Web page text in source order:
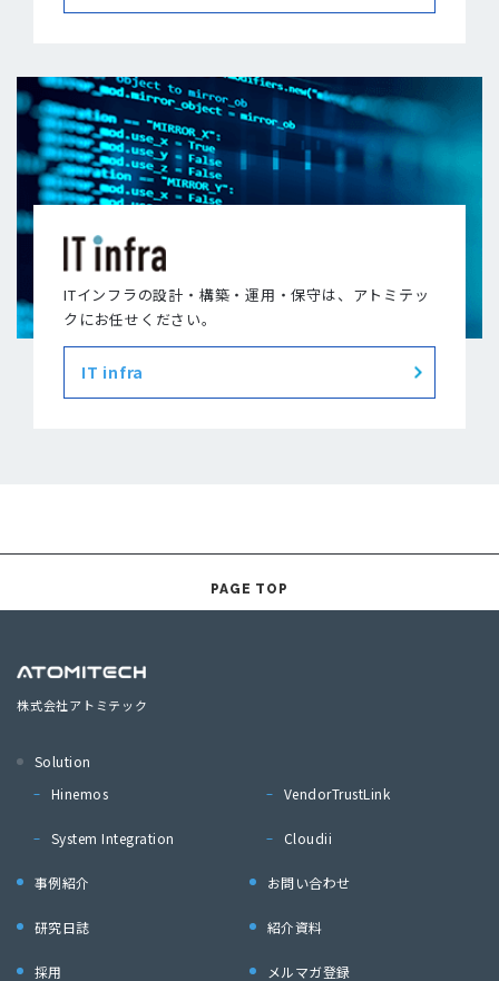
ITインフラの設計・構築・運用・保守は、アトミテッ
クにお任せください。
IT infra
PAGE TOP
株式会社アトミテック
Solution
Hinemos
VendorTrustLink
System Integration Cloudii
事例紹介
研究日誌
採用
お問い合わせ
紹介資料
メルマガ登録